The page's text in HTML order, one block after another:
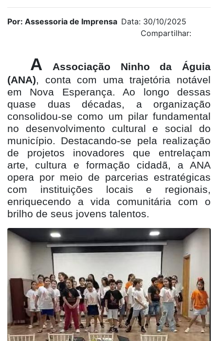
Por: Assessoria de Imprensa Data: 30/10/2025
Compartilhar:
A
Associação Ninho da Águia
(ANA), conta com uma trajetória notável
em Nova Esperança. Ao longo dessas
quase duas décadas, a organização
consolidou-se como um pilar fundamental
no desenvolvimento cultural e social do
município. Destacando-se pela realização
de projetos inovadores que entrelaçam
arte, cultura e formação cidadã, a ANA
opera por meio de parcerias estratégicas
com instituições locais e regionais,
enriquecendo a vida comunitária com o
brilho de seus jovens talentos.